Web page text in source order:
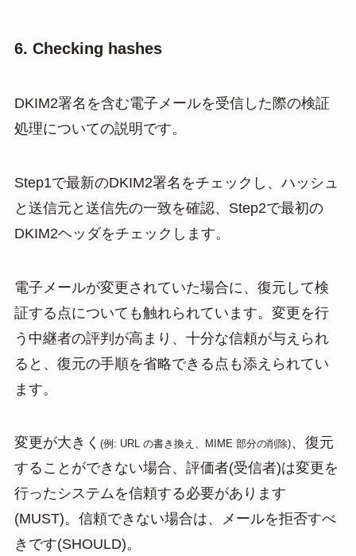
6. Checking hashes
DKIM2署名を含む電子メールを受信した際の検証
処理についての説明です。
Step1で最新のDKIM2署名をチェックし、ハッシュ
と送信元と送信先の一致を確認、Step2で最初の
DKIM2ヘッダをチェックします。
電子メールが変更されていた場合に、復元して検
証する点についても触れられています。変更を行
う中継者の評判が高まり、十分な信頼が与えられ
ると、復元の手順を省略できる点も添えられてい
ます。
変更が大きく (例: URL の書き換え、MIME 部分の削除)、復元
することができない場合、評価者(受信者)は変更を
行ったシステムを信頼する必要があります
(MUST)。信頼できない場合は、メールを拒否すべ
きです(SHOULD)。